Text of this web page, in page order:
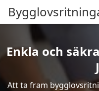
Enkla och
Att ta fram